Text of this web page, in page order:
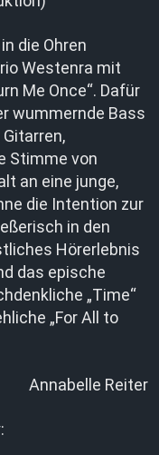
die Ohren
Westenra mit
Me Once“. Dafür
wummernde Bass
Stimme von
an eine junge,
die Intention zur
in den
Hörerlebnis
das epische
„Time“
„For All to
Annabelle Reiter